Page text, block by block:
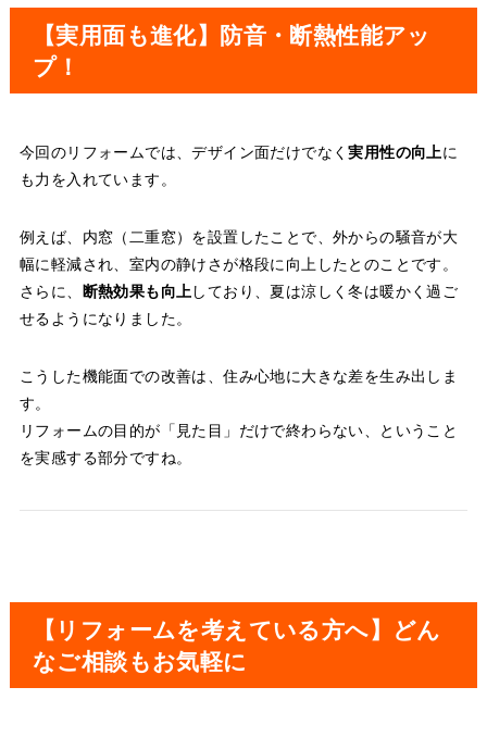
【実用面も進化】防音・断熱性能アッ
プ！
今回のリフォームでは、デザイン面だけでなく実用性の向上に
も力を入れています。
例えば、内窓（二重窓）を設置したことで、外からの騒音が大
幅に軽減され、室内の静けさが格段に向上したとのことです。
さらに、
断熱効果も向上 しており、夏は涼しく冬は暖かく過ご
せるようになりました。
こうした機能面での改善は、住み心地に大きな差を生み出しま
す。
リフォームの目的が「見た目」だけで終わらない、ということ
を実感する部分ですね。
【リフォームを考えている方へ】どん
なご相談もお気軽に